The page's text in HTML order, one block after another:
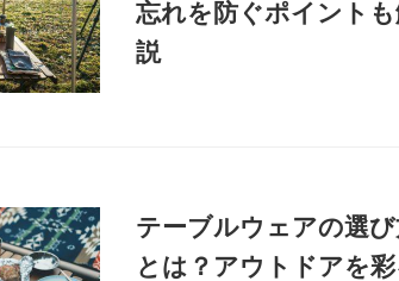
忘れを防ぐポイントも
説
テーブルウェアの選
とは？アウトドアを彩